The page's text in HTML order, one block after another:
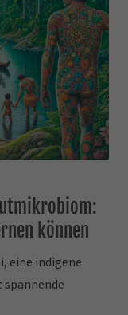
können
eine indigene